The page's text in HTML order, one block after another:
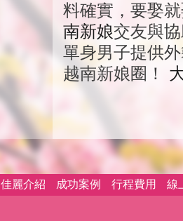
料確實，要娶
南新娘交友與
單身男子提供
越南新娘圈！
佳麗介紹 成功案例 行程費用 線